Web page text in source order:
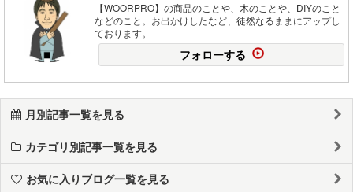
【WOORPRO】の商品のことや、木のことや、DIYのこと
などのこと。お出かけしたなど、徒然なるままにアップし
ております。
フォローする
月別記事一覧を見る
カテゴリ別記事一覧を見る
お気に入りブログ一覧を見る